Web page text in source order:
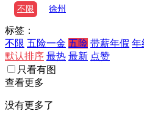
不限 徐州
标签：
不限 五险一金 五险 带薪年假 年
默认排序 最热 最新 点赞
只看有图
查看更多
没有更多了